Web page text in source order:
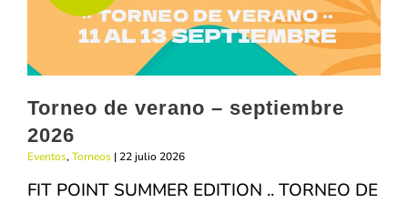
Torneo de verano – septiembre
2026
Eventos, Torneos |22 julio 2026
FIT POINT SUMMER EDITION .. TORNEO DE